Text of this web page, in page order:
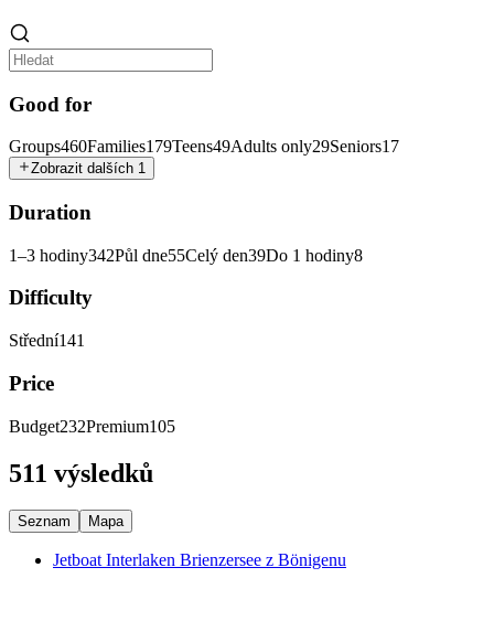
Good for
Groups460Families179Teens49Adults only29Seniors17
Zobrazit dalších 1
Duration
1–3 hodiny342Půl dne55Celý den39Do 1 hodiny8
Difficulty
Střední141
Price
Budget232Premium105
511 výsledků
Seznam Mapa
Jetboat Interlaken Brienzersee z Bönigenu